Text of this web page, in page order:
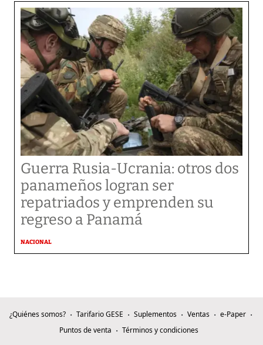
Guerra Rusia-Ucrania: otros dos
panameños logran ser
repatriados y emprenden su
regreso a Panamá
NACIONAL
¿Quiénes somos? Tarifario GESE Suplementos Ventas
e-Paper
Puntos de venta
Términos y condiciones